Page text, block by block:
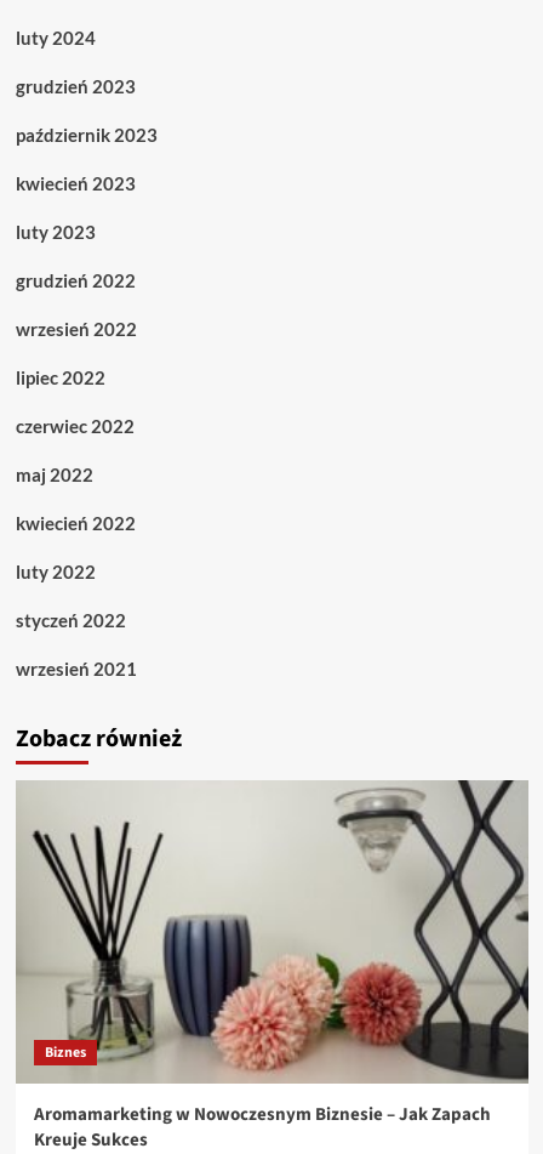
luty 2024
grudzień 2023
październik 2023
kwiecień 2023
luty 2023
grudzień 2022
wrzesień 2022
lipiec 2022
czerwiec 2022
maj 2022
kwiecień 2022
luty 2022
styczeń 2022
wrzesień 2021
Zobacz również
Biznes
Aromamarketing w Nowoczesnym Biznesie – Jak Zapach
Kreuje Sukces